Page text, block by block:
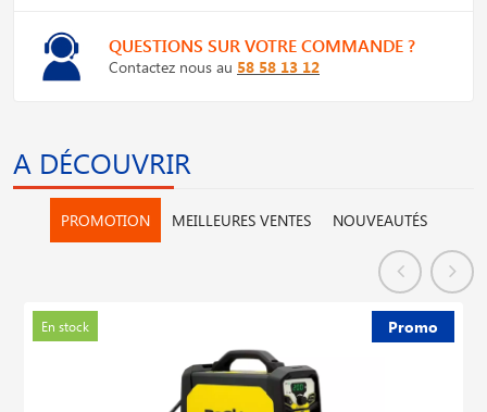
QUESTIONS SUR VOTRE COMMANDE ?
Contactez nous au 58 58 13 12
A DÉCOUVRIR
PROMOTION MEILLEURES VENTES NOUVEAUTÉS
Promo
En stock